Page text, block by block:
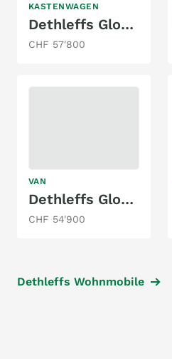
KASTENWAGEN
Dethleffs Globetrail Classic 600 DF
CHF 57'800
VAN
Dethleffs Globevan Trail Two
CHF 54'900
Dethleffs Wohnmobile